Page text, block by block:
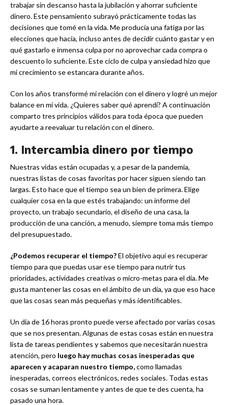
trabajar sin descanso hasta la jubilación y ahorrar suficiente
dinero. Este pensamiento subrayó prácticamente todas las
decisiones que tomé en la vida. Me producía una fatiga por las
elecciones que hacía, incluso antes de decidir cuánto gastar y en
qué gastarlo e inmensa culpa por no aprovechar cada compra o
descuento lo suficiente. Este ciclo de culpa y ansiedad hizo que
mi crecimiento se estancara durante años.
Con los años transformé mi relación con el dinero y logré un mejor
balance en mi vida. ¿Quieres saber qué aprendí? A continuación
comparto tres principios válidos para toda época que pueden
ayudarte a reevaluar tu relación con el dinero.
1. Intercambia dinero por tiempo
Nuestras vidas están ocupadas y, a pesar de la pandemia,
nuestras listas de cosas favoritas por hacer siguen siendo tan
largas. Esto hace que el tiempo sea un bien de primera. Elige
cualquier cosa en la que estés trabajando: un informe del
proyecto, un trabajo secundario, el diseño de una casa, la
producción de una canción, a menudo, siempre toma más tiempo
del presupuestado.
¿Podemos recuperar el tiempo?El objetivo aquí es recuperar
tiempo para que puedas usar ese tiempo para nutrir tus
prioridades, actividades creativas o micro-metas para el día. Me
gusta mantener las cosas en el ámbito de un día, ya que eso hace
que las cosas sean más pequeñas y más identificables.
Un día de 16 horas pronto puede verse afectado por varias cosas
que se nos presentan. Algunas de estas cosas están en nuestra
lista de tareas pendientes y sabemos que necesitarán nuestra
atención, pero luego hay muchas cosas inesperadas que
aparecen y acaparan nuestro tiempo,como llamadas
inesperadas, correos electrónicos, redes sociales. Todas estas
cosas se suman lentamente y antes de que te des cuenta, ha
pasado una hora.